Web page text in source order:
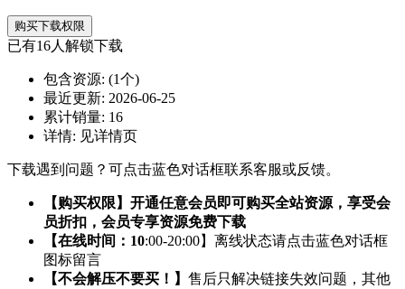
购买下载权限
已有16人解锁下载
包含资源: (1个)
最近更新: 2026-06-25
累计销量: 16
详情: 见详情页
下载遇到问题？可点击蓝色对话框联系客服或反馈。
【购买权限】开通任意会员即可购买全站资源，享受会
员折扣，会员专享资源免费下载
【在线时间：10:00-20:00】离线状态请点击蓝色对话框
图标留言
【不会解压不要买！】 售后只解决链接失效问题，其他